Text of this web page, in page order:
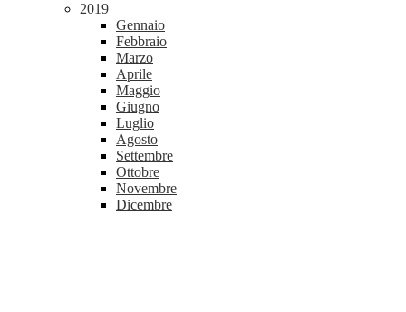
2019
Gennaio
Febbraio
Marzo
Aprile
Maggio
Giugno
Luglio
Agosto
Settembre
Ottobre
Novembre
Dicembre